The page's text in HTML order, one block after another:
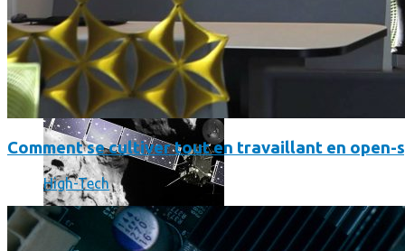
Les dernières photos envoyées par Rosetta avant son crash
Comment se cultiver tout en travaillant en open-
High-Tech